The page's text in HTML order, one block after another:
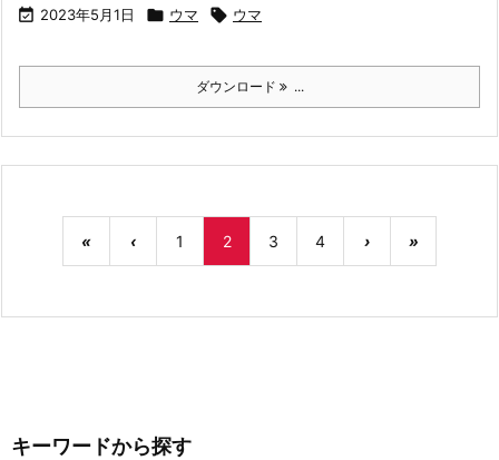
 2023年5月1日  ウマ  ウマ
ダウンロード ...
« ‹ 1 2 3 4 › »
キーワードから探す